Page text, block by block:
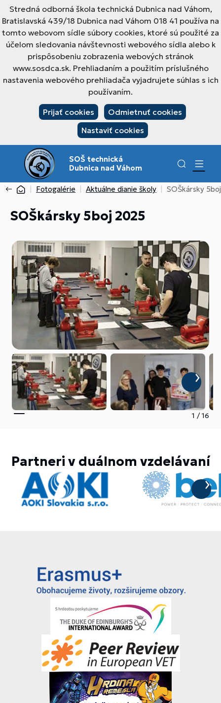
Stredná odborná škola technická Dubnica nad Váhom,
Bratislavská 439/18 Dubnica nad Váhom 018 41 používa na
tomto webovom sídle súbory cookies, ktoré sú použité za
účelom sledovania návštevnosti webového sídla alebo k
prispôsobeniu zobrazenia webových stránok
www.sosdca.sk. Prehliadaním a použitím príslušného
nastavenia webového prehliadača vyjadrujete súhlas s ich
používaním.
Prijať cookies
Odmietnuť cookies
Nastaviť cookies
SOŠ technická
Dubnica nad Váhom
Fotogalérie Aktuálne dianie školy SOŠkársky
SOŠkársky 5boj 2025
1 /16
Partneri v duálnom vzdelávaní